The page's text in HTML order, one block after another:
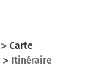
Carte
Itinéraire